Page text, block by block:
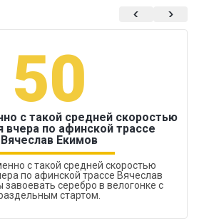
50
с такой средней скоростью
вчера по афинской трассе
Вячеслав Екимов
с такой средней скоростью
по афинской трассе Вячеслав
завоевать серебро в велогонке с
стартом.